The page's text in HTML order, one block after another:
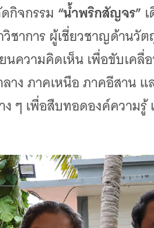
กิจกรรม “น้ำพริกสัญจร”
ชาการ ผู้เชี่ยวชาญด้านวั
นความคิดเห็น เพื่อขับเคลื่
ง ภาคเหนือ ภาคอีสาน แ
ๆ เพื่อสืบทอดองค์ความ